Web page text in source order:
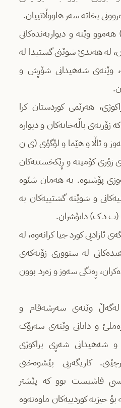
بخاتە سەر هاووڵاتییان.
دوای ڕاپەڕینی ساڵی (1991) هەموو وێنە و دیواربەندەکانی
لە هەندێ شوێنی گشتیدا لە
وێنەی شەهیدانی شۆڕش و
هەرێمی کوردستان کرا
باڵەخانەکان و دیوارە
و ئاڵا و هێما و لۆگۆی (ی ن
زۆری کۆمیتە و ڕێکخستنەکان
پۆشیوە. بە هەمان شێوە
و شوێنە گشتییەکان بە
(پ د ک) داپۆشران.
ئازادیی کورد جیا کرانەوە، لە
لە سنووری زۆنەکەی
ڕەنگی سەوز و زەرد بوون
لەگەڵ وێنەی سەرشەقام و
و دانانی وێنەی سەرۆک
شەهیدانی شەڕی براکوژی
کاریگەریی پێشوەختی
فاشیست بوو کە پێشتر
حیزبە کوردییەکان ماوەتەوە